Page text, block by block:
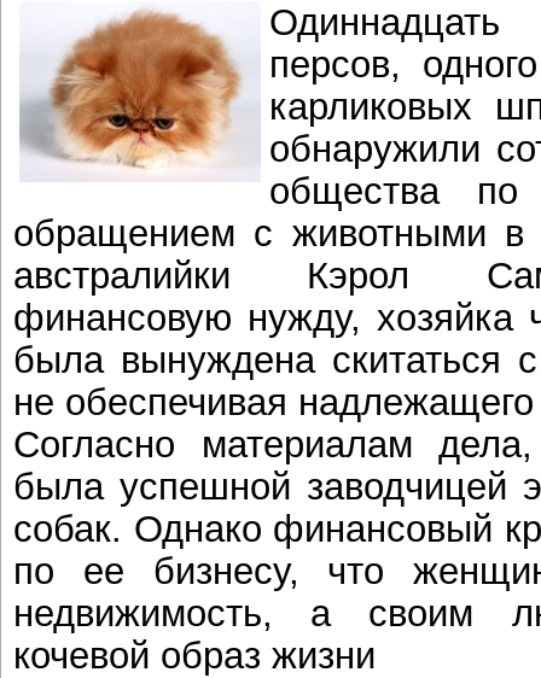
персов,
карликовых
обнаружили
общества
обращением с животными в
австралийки Кэрол
финансовую нужду, хозяйка
была вынуждена скитаться
не обеспечивая
Согласно материалам
была успешной заводчицей
собак. Однако финансовый
по ее бизнесу, что
недвижимость, а своим
кочевой образ жизни